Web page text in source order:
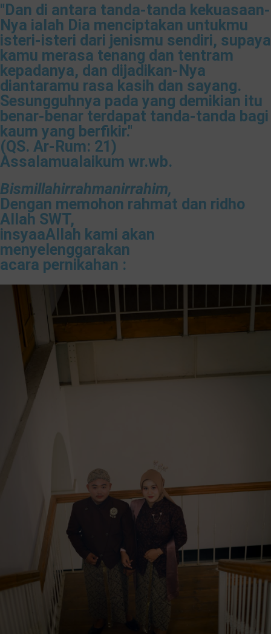
"Dan di antara tanda-tanda kekuasaan-
Nya ialah Dia menciptakan untukmu
isteri-isteri dari jenismu sendiri, supaya
kamu merasa tenang dan tentram
kepadanya, dan dijadikan-Nya
diantaramu rasa kasih dan sayang.
Sesungguhnya pada yang demikian itu
benar-benar terdapat tanda-tanda bagi
kaum yang berfikir."
(QS. Ar-Rum: 21)
Assalamualaikum wr.wb.
Bismillahirrahmanirrahim​,
Dengan memohon rahmat dan ridho
Allah SWT,
insyaaAllah kami akan
menyelenggarakan
acara pernikahan :